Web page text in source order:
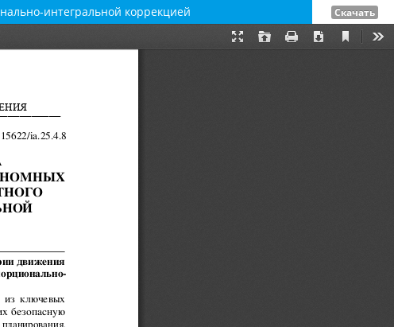
интегральной коррекцией Скачать